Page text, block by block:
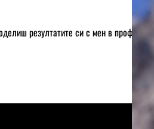
резултатите си с мен в профила ми